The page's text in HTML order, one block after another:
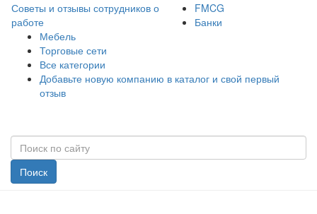
Советы и отзывы сотрудников о
работе
FMCG
Банки
Мебель
Торговые сети
Все категории
Добавьте новую компанию в каталог и свой первый
отзыв
Поиск